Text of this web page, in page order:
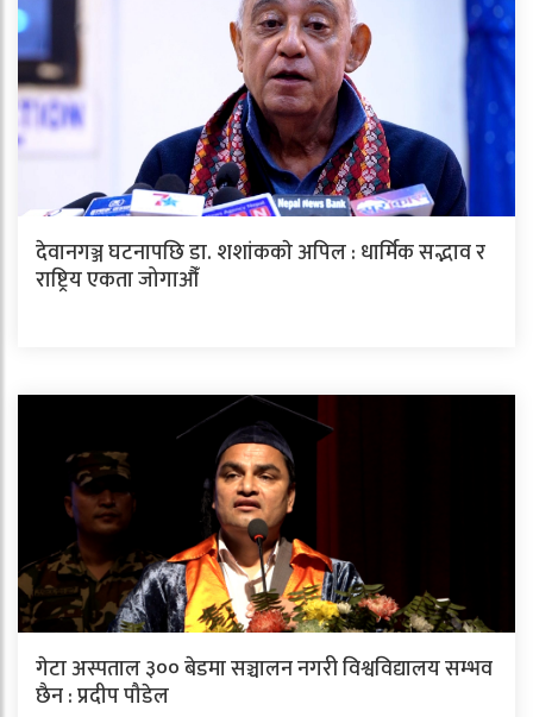
देवानगञ्ज घटनापछि डा. शशांककाे अपिल : धार्मिक सद्भाव र
राष्ट्रिय एकता जोगाऔँ
गेटा अस्पताल ३०० बेडमा सञ्चालन नगरी विश्वविद्यालय सम्भव
छैन : प्रदीप पौडेल